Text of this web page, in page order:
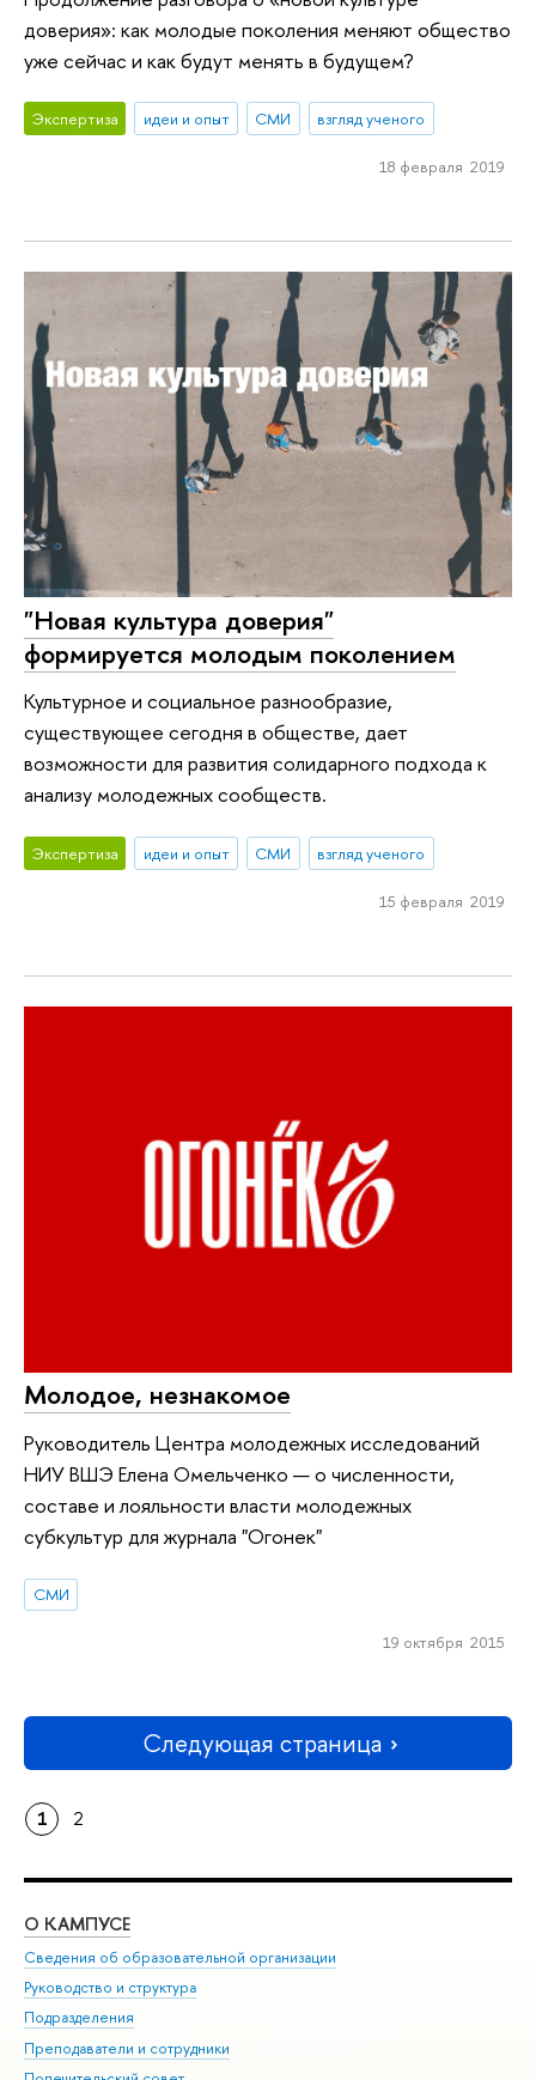
доверия»: как молодые поколения меняют общество
уже сейчас и как будут менять в будущем?
Экспертиза идеи и опыт СМИ взгляд ученого
18 февраля 2019
"Новая культура доверия"
формируется молодым поколением
Культурное и социальное разнообразие,
существующее сегодня в обществе, дает
возможности для развития солидарного подхода к
анализу молодежных сообществ.
Экспертиза идеи и опыт СМИ взгляд ученого
15 февраля 2019
Молодое, незнакомое
Руководитель Центра молодежных исследований
НИУ ВШЭ Елена Омельченко — о численности,
составе и лояльности власти молодежных
субкультур для журнала "Огонек"
СМИ
19 октября 2015
Следующая страница
1 2
О КАМПУСЕ
Сведения об образовательной организации
Руководство и структура
Подразделения
Преподаватели и сотрудники